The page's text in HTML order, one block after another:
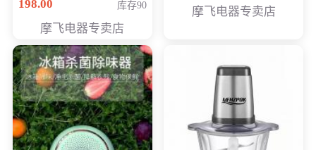
198.00
库存90
摩飞电器专卖店
摩飞电器专卖店